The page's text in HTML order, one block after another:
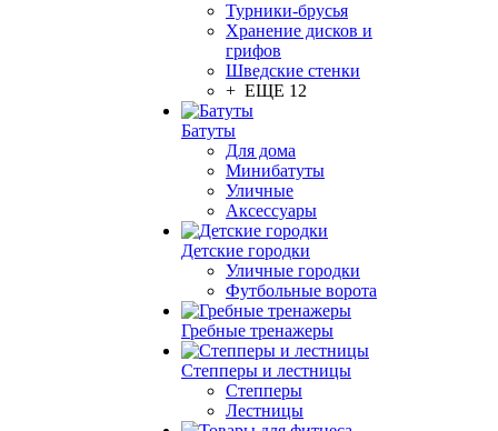
Турники-брусья
Хранение дисков и
грифов
Шведские стенки
+ ЕЩЕ 12
Батуты
Для дома
Минибатуты
Уличные
Аксессуары
Детские городки
Уличные городки
Футбольные ворота
Гребные тренажеры
Степперы и лестницы
Степперы
Лестницы